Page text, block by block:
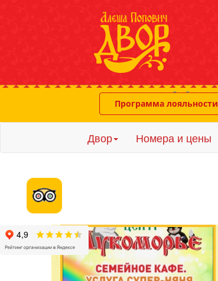
система онлайн-
Программа лояльности
Двор Номера и цены